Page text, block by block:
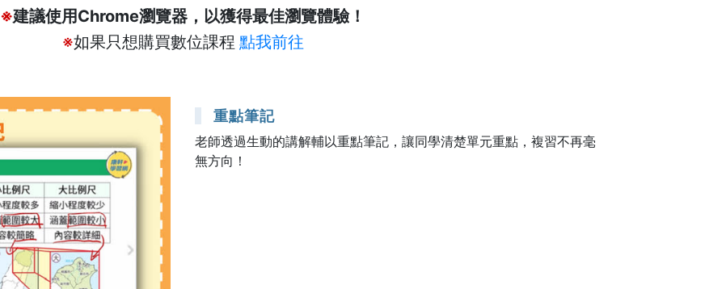
※建議使用Chrome瀏覽器，以獲得最佳瀏覽體驗！
※如果只想購買數位課程 點我前往
重點筆記
老師透過生動的講解輔以重點筆記，讓同學清楚單元重點，複習不再毫
無方向！